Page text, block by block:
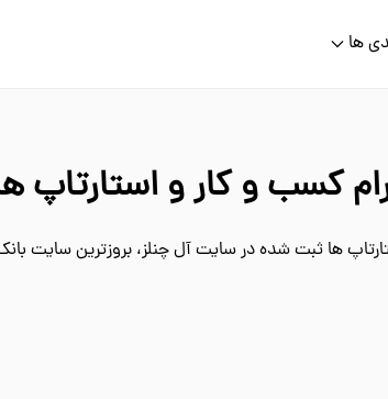
ها
کسب و کار و استارتاپ
ها ثبت شده در سایت آل چنلز، بروزترین سایت